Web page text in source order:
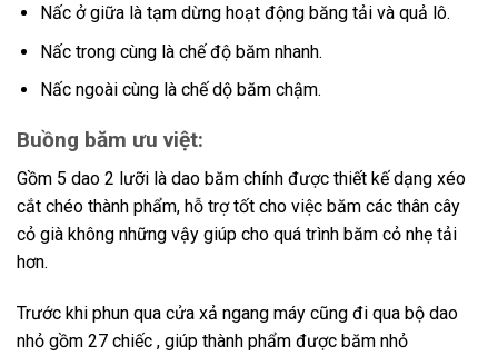
Nấc ở giữa là tạm dừng hoạt động băng tải và quả lô.
Nấc trong cùng là chế độ băm nhanh.
Nấc ngoài cùng là chế dộ băm chậm.
Buồng băm ưu việt:
Gồm 5 dao 2 lưỡi là dao băm chính được thiết kế dạng xéo
cắt chéo thành phẩm, hỗ trợ tốt cho việc băm các thân cây
cỏ già không những vậy giúp cho quá trình băm cỏ nhẹ tải
hơn.
Trước khi phun qua cửa xả ngang máy cũng đi qua bộ dao
nhỏ gồm 27 chiếc , giúp thành phẩm được băm nhỏ